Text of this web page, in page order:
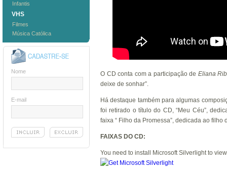
Infantis
VHS
Filmes
Música Católica
Nome
E-mail
O CD conta com a participação de Eliana
deixe de sonhar”.
Há destaque também para algumas
foi retirado o título do CD, “Meu Céu”,
faixa “ Filho da Promessa”, dedicada ao filho
FAIXAS DO CD:
You need to install Microsoft Silverlight to